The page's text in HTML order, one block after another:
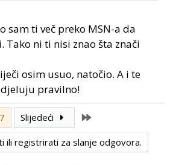
sam ti več preko MSN-a da
Tako ni ti nisi znao šta znači
osim usuo, natočio. A i te
pravilno!
Slijedeći
ili registrirati za slanje odgovora.